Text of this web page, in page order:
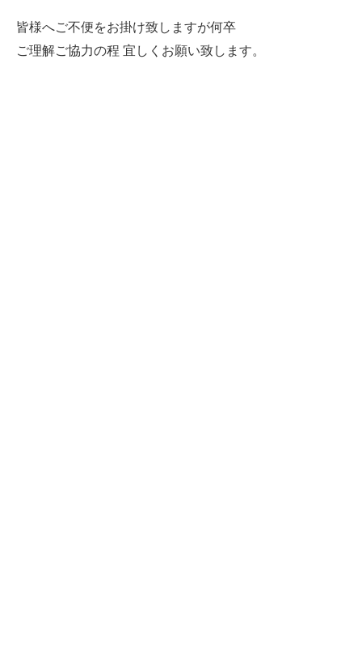
皆様へご不便をお掛け致しますが何卒
ご理解ご協力の程 宜しくお願い致します。